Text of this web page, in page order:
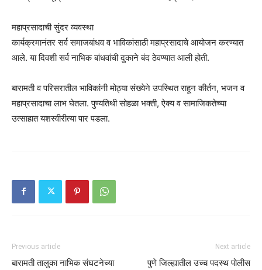
महाप्रसादाची सुंदर व्यवस्था
कार्यक्रमानंतर सर्व समाजबांधव व भाविकांसाठी महाप्रसादाचे आयोजन करण्यात
आले. या दिवशी सर्व नाभिक बांधवांची दुकाने बंद ठेवण्यात आली होती.
बारामती व परिसरातील भाविकांनी मोठ्या संख्येने उपस्थित राहून कीर्तन, भजन व
महाप्रसादाचा लाभ घेतला. पुण्यतिथी सोहळा भक्ती, ऐक्य व सामाजिकतेच्या
उत्साहात यशस्वीरीत्या पार पडला.
Previous article
बारामती तालुका नाभिक संघटनेच्या
Next article
पुणे जिल्ह्यातील उच्च पदस्थ पोलीस